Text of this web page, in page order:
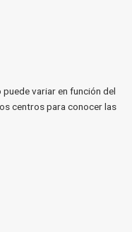
variar en función del
centros para conocer las